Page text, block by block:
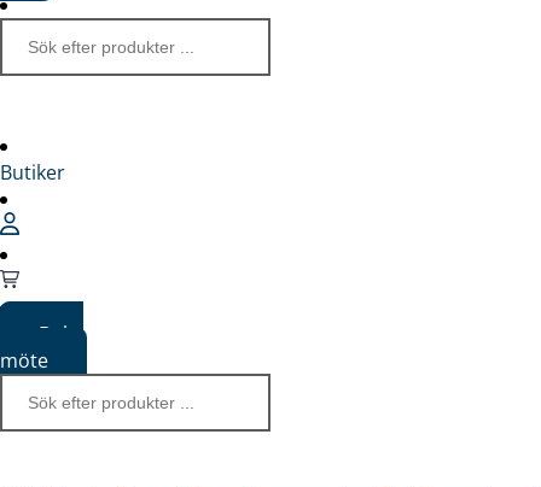
Butiker
Boka
möte